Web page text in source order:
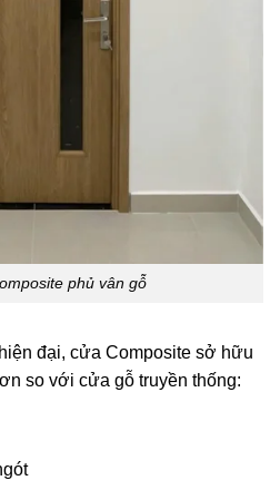
phủ vân gỗ
đại, cửa Composite sở hữu
so với cửa gỗ truyền thống: